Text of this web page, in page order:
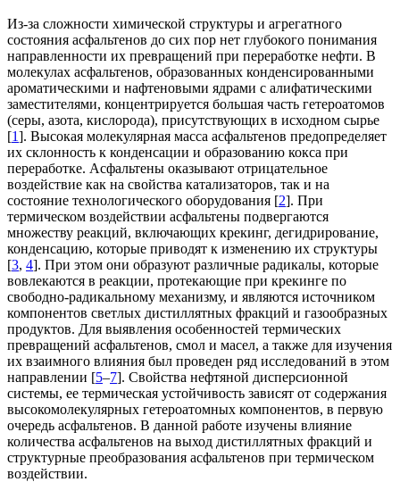
Из-за сложности химической структуры и агрегатного
состояния асфальтенов до сих пор нет глубокого понимания
направленности их превращений при переработке нефти. В
молекулах асфальтенов, образованных конденсированными
ароматическими и нафтеновыми ядрами c алифатическими
заместителями, концентрируется большая часть гетероатомов
(серы, азота, кислорода), присутствующих в исходном сырье
[1]. Высокая молекулярная масса асфальтенов предопределяет
их склонность к конденсации и образованию кокса при
переработке. Асфальтены оказывают отрицательное
воздействие как на свойства катализаторов, так и на
состояние технологического оборудования [2]. При
термическом воздействии асфальтены подвергаются
множеству реакций, включающих крекинг, дегидрирование,
конденсацию, которые приводят к изменению их структуры
[3, 4]. При этом они образуют различные радикалы, которые
вовлекаются в реакции, протекающие при крекинге по
свободно-радикальному механизму, и являются источником
компонентов светлых дистиллятных фракций и газообразных
продуктов. Для выявления особенностей термических
превращений асфальтенов, смол и масел, а также для изучения
их взаимного влияния был проведен ряд исследований в этом
направлении [5–7]. Свойства нефтяной дисперсионной
системы, ее термическая устойчивость зависят от содержания
высокомолекулярных гетероатомных компонентов, в первую
очередь асфальтенов. В данной работе изучены влияние
количества асфальтенов на выход дистиллятных фракций и
структурные преобразования асфальтенов при термическом
воздействии.